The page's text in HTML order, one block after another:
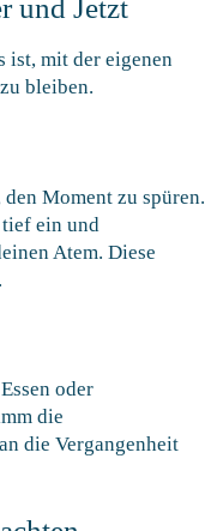
und Jetzt
ist, mit der eigenen
bleiben.
Moment zu spüren.
ein und
Atem. Diese
oder
die
die Vergangenheit